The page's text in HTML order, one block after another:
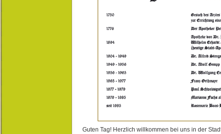
Guten Tag! Herzlich willkommen bei uns in der